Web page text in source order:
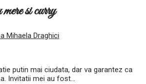
si curry
Mihaela Draghici
putin mai ciudata, dar va garantez ca
Invitatii mei au fost...